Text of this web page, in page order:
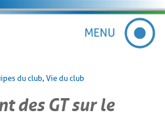
du club, Vie du club
des GT sur le